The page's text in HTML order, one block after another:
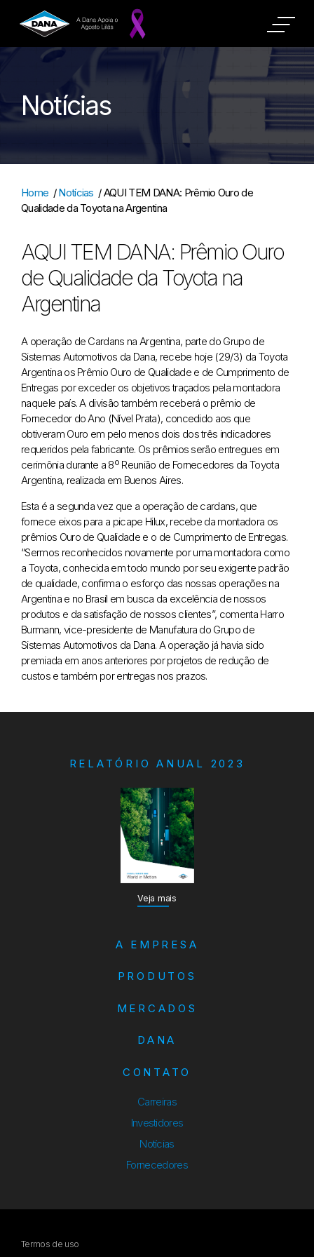
Notícias
Home /Notícias /AQUI TEM DANA: Prêmio Ouro de
Qualidade da Toyota na Argentina
AQUI TEM DANA: Prêmio Ouro
de Qualidade da Toyota na
Argentina
A operação de Cardans na Argentina, parte do Grupo de
Sistemas Automotivos da Dana, recebe hoje (29/3) da Toyota
Argentina os Prêmio Ouro de Qualidade e de Cumprimento de
Entregas por exceder os objetivos traçados pela montadora
naquele país. A divisão também receberá o prêmio de
Fornecedor do Ano (Nível Prata), concedido aos que
obtiveram Ouro em pelo menos dois dos três indicadores
requeridos pela fabricante. Os prêmios serão entregues em
cerimônia durante a 8º Reunião de Fornecedores da Toyota
Argentina, realizada em Buenos Aires.
Esta é a segunda vez que a operação de cardans, que
fornece eixos para a picape Hilux, recebe da montadora os
prêmios Ouro de Qualidade e o de Cumprimento de Entregas.
“Sermos reconhecidos novamente por uma montadora como
a Toyota, conhecida em todo mundo por seu exigente padrão
de qualidade, confirma o esforço das nossas operações na
Argentina e no Brasil em busca da excelência de nossos
produtos e da satisfação de nossos clientes”, comenta Harro
Burmann, vice-presidente de Manufatura do Grupo de
Sistemas Automotivos da Dana. A operação já havia sido
premiada em anos anteriores por projetos de redução de
custos e também por entregas nos prazos.
RELATÓRIO ANUAL 2023
Veja mais
A EMPRESA
PRODUTOS
MERCADOS
DANA
CONTATO
Carreiras
Investidores
Notícias
Fornecedores
Termos de uso